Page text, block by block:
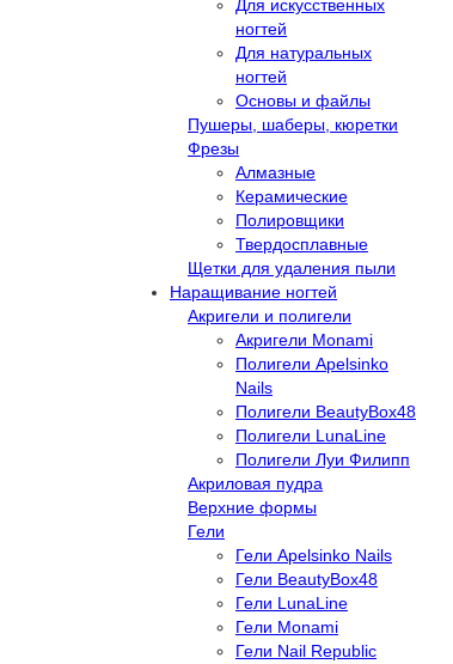
Для искусственных
ногтей
Для натуральных
ногтей
Основы и файлы
Пушеры, шаберы, кюретки
Фрезы
Алмазные
Керамические
Полировщики
Твердосплавные
Щетки для удаления пыли
Наращивание ногтей
Акригели и полигели
Акригели Monami
Полигели Apelsinko
Nails
Полигели BeautyBox48
Полигели LunaLine
Полигели Луи Филипп
Акриловая пудра
Верхние формы
Гели
Гели Apelsinko Nails
Гели BeautyBox48
Гели LunaLine
Гели Monami
Гели Nail Republic